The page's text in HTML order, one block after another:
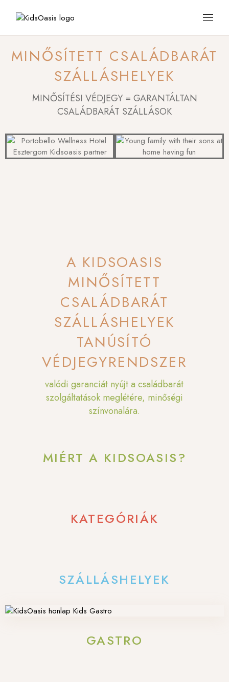
MINŐSÍTETT CSALÁDBARÁT
SZÁLLÁSHELYEK
MINŐSÍTÉSI VÉDJEGY = GARANTÁLTAN
CSALÁDBARÁT SZÁLLÁSOK
A KIDSOASIS
MINŐSÍTETT
CSALÁDBARÁT
SZÁLLÁSHELYEK
TANÚSÍTÓ
VÉDJEGYRENDSZER
valódi garanciát nyújt a családbarát
szolgáltatások meglétére, minőségi
színvonalára.
MIÉRT A KIDSOASIS?
KATEGÓRIÁK
SZÁLLÁSHELYEK
GASTRO